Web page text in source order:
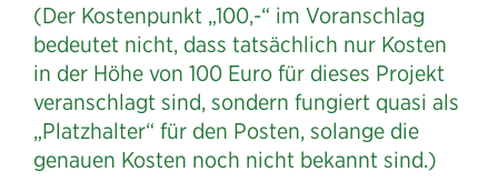
(Der Kostenpunkt „100,-“ im Voranschlag
bedeutet nicht, dass tatsächlich nur Kosten
in der Höhe von 100 Euro für dieses Projekt
veranschlagt sind, sondern fungiert quasi als
„Platzhalter“ für den Posten, solange die
genauen Kosten noch nicht bekannt sind.)